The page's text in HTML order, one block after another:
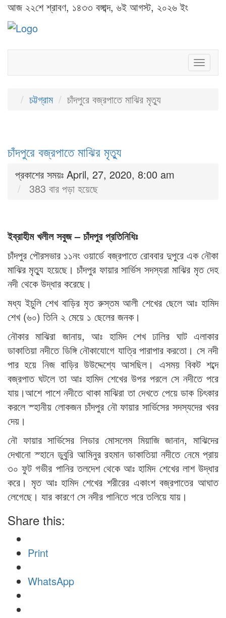
আজ ২২শে শ্রাবণ, ১৪৩৩ বঙ্গাব্দ, ৬ই আগস্ট, ২০২৬ ইং
চট্টগ্রাম
চাঁদপুরে বজ্রপাতে মাঝির মৃত্যু
চাঁদপুরে বজ্রপাতে মাঝির মৃত্যু
প্রকাশের সময়ঃ April, 27, 2020, 8:00 am
383 বার পড়া হয়েছে
ইব্রাহীম খলীল সবুজ – চাঁদপুর প্রতিনিধিঃ
চাঁদপুর পৌরসভার ১১নং ওয়ার্ডে বজ্রপাতে রোববার দুপুরে এক নৌকা
মাঝির মৃত্যু হয়েছে। চাঁদপুর ফায়ার সার্ভিস সদস্যরা মাঝির মৃত দেহ
নদী থেকে উদ্ধার করেছে।
মধ্য ইচুলি শেখ বাড়ির মৃত রুস্তম আলী শেখের ছেলে আঃ হামিদ
শেখ (৬০) তিনি ২ মেয়ে ১ ছেলের জনক।
নৌকার মাঝিরা জানায়, আঃ হামিদ শেখ ঢালির ঘাট এলাকার
ডাকাতিয়া নদীতে ডিঙ্গি নৌকাযোগে যাত্রি পারাপার করতো। সে নদী
পার হয়ে নিজ বাড়ির উউদ্দেশ্যে আসছিল। এসময় বিকট শব্দে
বজ্রপাত ঘটলে তা আঃ হামিদ শেখের উপর পরলে সে নদীতে পরে
যায়।আশে পাশে নদীতে থাকা মাঝিরা তা দেখতে পেয়ে ডাক চিৎকার
করলে স্হানীয় লোকজন চাঁদপুর নৌ ফায়ার সার্ভিসের সদস্যদের খবর
দেয়।
নৌ ফায়ার সার্ভিসের লিডার মোসলেম মিয়াজি জানান, মাঝিদের
দেখানো স্হানে ডুবুরি আমিনুর রহমান ডাকাতিয়া নদীতে নেমে প্রায়
৩০ ফুট গভীর পানির তলদেশ থেকে আঃ হামিদ শেখের লাশ উদ্ধার
করে। মৃত আঃ হামিদ শেখের শরীরের একাংশ বজ্রপাতের আঘাত
লেগেছে। যার কারণে সে নদীর পানিতে পরে তলিয়ে যায়।
Share this:
Print
WhatsApp